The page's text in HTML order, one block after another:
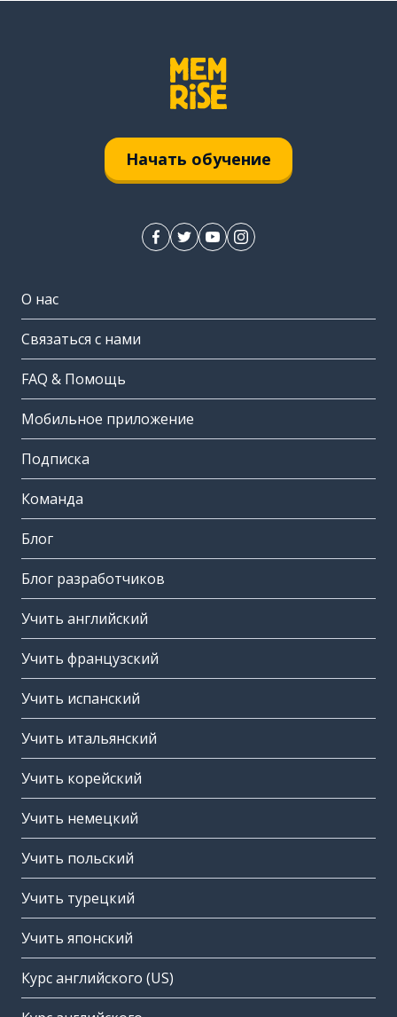
Начать обучение
О нас
Связаться с нами
FAQ & Помощь
Мобильное приложение
Подписка
Команда
Блог
Блог разработчиков
Учить английский
Учить французский
Учить испанский
Учить итальянский
Учить корейский
Учить немецкий
Учить польский
Учить турецкий
Учить японский
Курс английского (US)